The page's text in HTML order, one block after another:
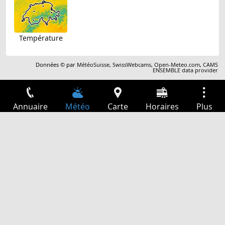
Température
Données © par MétéoSuisse,SwissWebcams,Open-Meteo.com,CAMS
ENSEMBLE data provider
Annuaire Météo Carte Horaires Plus